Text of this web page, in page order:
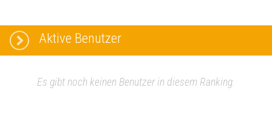
Aktive Benutzer
Es gibt noch keinen Benutzer in diesem Ranking.